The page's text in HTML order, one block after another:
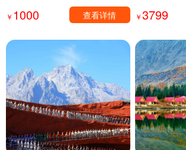
￥ 1000 查看详情 ￥3799